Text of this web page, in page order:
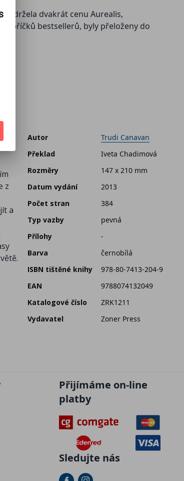
dvakrát cenu Aurealis,
žebříčků bestsellerů, byly přeloženy do
z
a
Autor
Trudi Canavan
Překlad
Iveta Chadimová
Rozměry
147 x 210 mm
Datum vydání
2013
Počet stran
384
Typ vazby
pevná
Přílohy
-
Barva
černobílá
ISBN tištěné knihy
978-80-7413-204-9
EAN
9788074132049
Katalogové číslo
ZRK1211
Vydavatel
Zoner Press
Přijímáme on-line
platby
Sledujte nás